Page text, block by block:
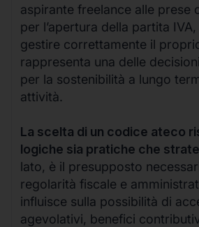
aspirante freelance alle prese
per l’apertura della partita
gestire correttamente il
rappresenta una delle
per la sostenibilità a lungo
attività.
La scelta di un codice ateco
logiche sia pratiche che
lato, è il presupposto
regolarità fiscale e
influisce sulla possibilità di
agevolativi, benefici